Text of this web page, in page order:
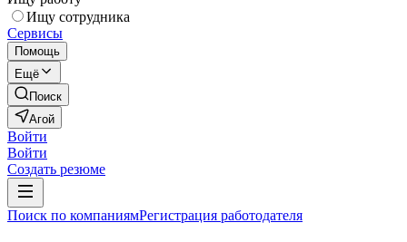
Ищу сотрудника
Сервисы
Помощь
Ещё
Поиск
Агой
Войти
Войти
Создать резюме
Поиск по компаниямРегистрация работодателя